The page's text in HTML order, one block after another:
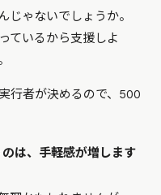
じゃないでしょうか。
ているから支援しよ
行者が決めるので、500
は、手軽感が増します